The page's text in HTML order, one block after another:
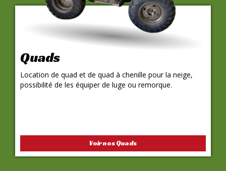
Quads
Location de quad et de quad à chenille pour la neige,
possibilité de les équiper de luge ou remorque.
Voir nos Quads